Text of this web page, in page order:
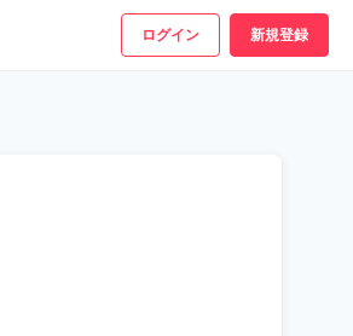
ログイン 新規登録